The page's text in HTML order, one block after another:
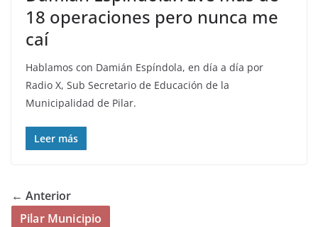
18 operaciones pero nunca me
caí
Hablamos con Damián Espíndola, en día a día por
Radio X, Sub Secretario de Educación de la
Municipalidad de Pilar.
Leer más
← Anterior
Pilar Municipio